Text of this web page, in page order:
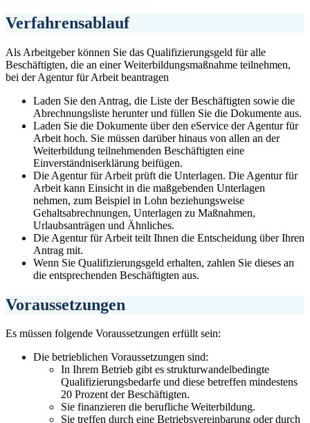
Verfahrensablauf
Als Arbeitgeber können Sie das Qualifizierungsgeld für alle
Beschäftigten, die an einer Weiterbildungsmaßnahme teilnehmen,
bei der Agentur für Arbeit beantragen
Laden Sie den Antrag, die Liste der Beschäftigten sowie die
Abrechnungsliste herunter und füllen Sie die Dokumente aus.
Laden Sie die Dokumente über den eService der Agentur für
Arbeit hoch. Sie müssen darüber hinaus von allen an der
Weiterbildung teilnehmenden Beschäftigten eine
Einverständniserklärung beifügen.
Die Agentur für Arbeit prüft die Unterlagen. Die Agentur für
Arbeit kann Einsicht in die maßgebenden Unterlagen
nehmen, zum Beispiel in Lohn beziehungsweise
Gehaltsabrechnungen, Unterlagen zu Maßnahmen,
Urlaubsanträgen und Ähnliches.
Die Agentur für Arbeit teilt Ihnen die Entscheidung über Ihren
Antrag mit.
Wenn Sie Qualifizierungsgeld erhalten, zahlen Sie dieses an
die entsprechenden Beschäftigten aus.
Voraussetzungen
Es müssen folgende Voraussetzungen erfüllt sein:
Die betrieblichen Voraussetzungen sind:
In Ihrem Betrieb gibt es strukturwandelbedingte
Qualifizierungsbedarfe und diese betreffen mindestens
20 Prozent der Beschäftigten.
Sie finanzieren die berufliche Weiterbildung.
Sie treffen durch eine Betriebsvereinbarung oder durch